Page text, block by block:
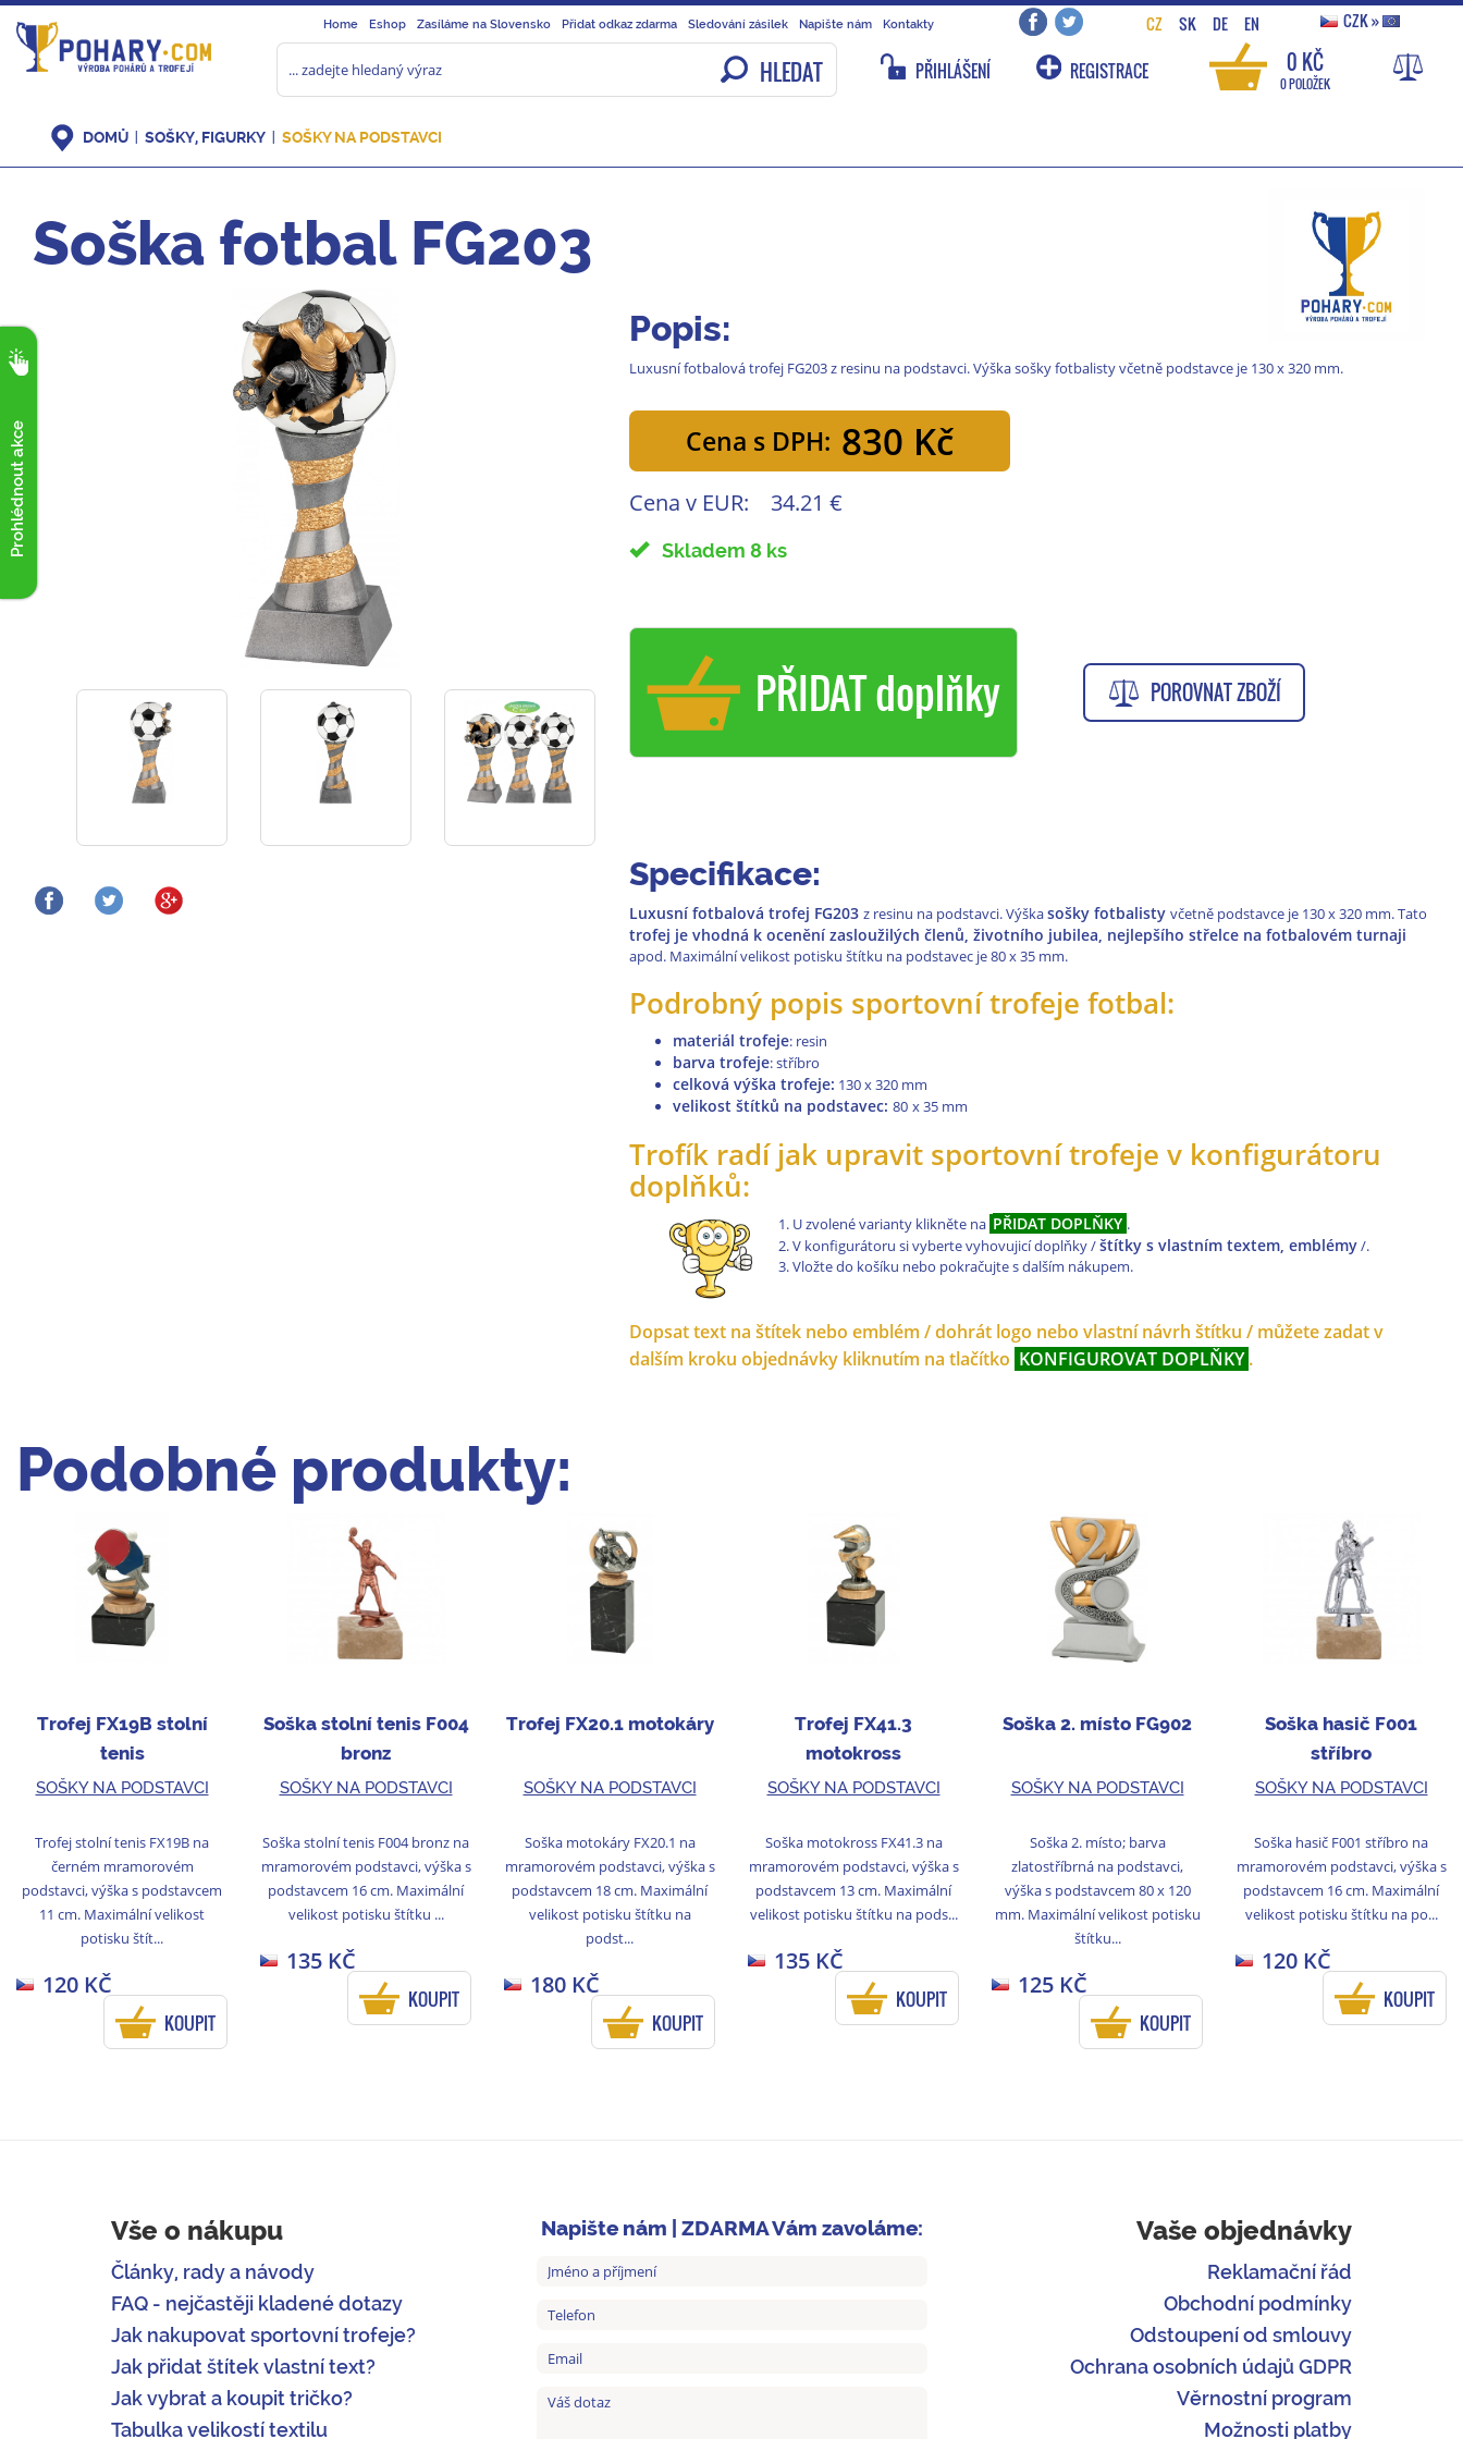
Home Eshop Zasíláme na Slovensko Přidat odkaz zdarma Sledování zásilek Napište nám Kontakty CZ SK DE EN CZK»
HLEDAT PŘIHLÁŠENÍ REGISTRACE 0 KČ
0 POLOŽEK
Prohlédnout akce
DOMŮ SOŠKY, FIGURKY SOŠKY NA PODSTAVCI
Soška fotbal FG203
Popis:
Luxusní fotbalová trofej FG203 z resinu na podstavci. Výška sošky fotbalisty včetně podstavce je 130 x 320 mm.
Cena s DPH: 830 Kč
Cena v EUR: 34.21 €
Skladem 8 ks
PŘIDAT doplňky POROVNAT ZBOŽÍ
Specifikace:
Luxusní fotbalová trofej FG203 z resinu na podstavci. Výškasošky fotbalisty včetně podstavce je 130 x 320 mm. Tato
trofej je vhodná k ocenění zasloužilých členů, životního jubilea, nejlepšího střelce na fotbalovém turnaji
apod. Maximální velikost potisku štítku na podstavec je 80 x 35 mm.
Podrobný popis sportovní trofeje fotbal:
materiál trofeje: resin
barva trofeje: stříbro
celková výška trofeje: 130 x 320 mm
velikost štítků na podstavec: 80 x 35 mm
Trofík radí jak upravit sportovní trofeje v konfigurátoru
doplňků:
U zvolené varianty klikněte na PŘIDAT DOPLŇKY .
V konfigurátoru si vyberte vyhovujicí doplňky /štítky s vlastním textem, emblémy/.
Vložte do košíku nebo pokračujte s dalším nákupem.
Dopsat text na štítek nebo emblém / dohrát logo nebo vlastní návrh štítku / můžete zadat v
dalším kroku objednávky kliknutím na tlačítko KONFIGUROVAT DOPLŇKY.
Podobné produkty:
Trofej FX19B stolní
tenis
SOŠKY NA PODSTAVCI
Trofej stolní tenis FX19B na
černém mramorovém
podstavci, výška s podstavcem
11 cm. Maximální velikost
potisku štít...
120 KČ
KOUPIT
Soška stolní tenis F004
bronz
SOŠKY NA PODSTAVCI
Soška stolní tenis F004 bronz na
mramorovém podstavci, výška s
podstavcem 16 cm. Maximální
velikost potisku štítku ...
135 KČ
KOUPIT
Trofej FX20.1 motokáry
SOŠKY NA PODSTAVCI
Soška motokáry FX20.1 na
mramorovém podstavci, výška s
podstavcem 18 cm. Maximální
velikost potisku štítku na
podst...
180 KČ
KOUPIT
Trofej FX41.3
motokross
SOŠKY NA PODSTAVCI
Soška motokross FX41.3 na
mramorovém podstavci, výška s
podstavcem 13 cm. Maximální
velikost potisku štítku na pods...
135 KČ
KOUPIT
Soška 2. místo FG902
SOŠKY NA PODSTAVCI
Soška 2. místo; barva
zlatostříbrná na podstavci,
výška s podstavcem 80 x 120
mm. Maximální velikost potisku
štítku...
125 KČ
KOUPIT
Soška hasič F001
stříbro
SOŠKY NA PODSTAVCI
Soška hasič F001 stříbro na
mramorovém podstavci, výška s
podstavcem 16 cm. Maximální
velikost potisku štítku na po...
120 KČ
KOUPIT
Vše o nákupu
Články, rady a návody
FAQ - nejčastěji kladené dotazy
Jak nakupovat sportovní trofeje?
Jak přidat štítek vlastní text?
Jak vybrat a koupit tričko?
Tabulka velikostí textilu
Napište nám | ZDARMA Vám zavoláme: Vaše objednávky
Reklamační řád
Obchodní podmínky
Odstoupení od smlouvy
Ochrana osobních údajů GDPR
Věrnostní program
Možnosti platby